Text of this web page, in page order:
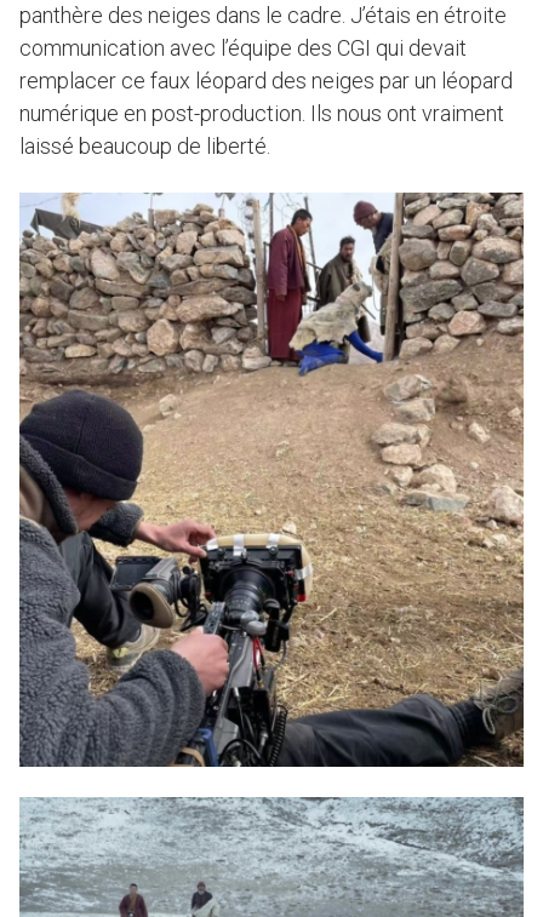
panthère des neiges dans le cadre. J’étais en étroite
communication avec l’équipe des CGI qui devait
remplacer ce faux léopard des neiges par un léopard
numérique en post-production. Ils nous ont vraiment
laissé beaucoup de liberté.